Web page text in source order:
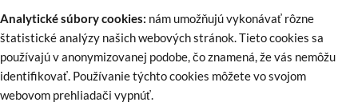
Analytické súbory cookies: nám umožňujú vykonávať rôzne
štatistické analýzy našich webových stránok. Tieto cookies sa
používajú v anonymizovanej podobe, čo znamená, že vás nemôžu
identifikovať. Používanie týchto cookies môžete vo svojom
webovom prehliadači vypnúť.